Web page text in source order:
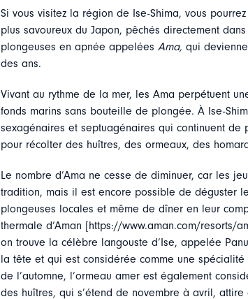
Si vous visitez la région de Ise-Shima, vous
plus savoureux du Japon, pêchés directement
plongeuses en apnée appelées Ama, qui
des ans.
Vivant au rythme de la mer, les Ama perpétuent
fonds marins sans bouteille de plongée. À Ise-
sexagénaires et septuagénaires qui continuent
pour récolter des huîtres, des ormeaux, des
Le nombre d’Ama ne cesse de diminuer, car les
tradition, mais il est encore possible de déguster
plongeuses locales et même de dîner en leur
thermale d’Aman [https://www.aman.com/resorts/
on trouve la célèbre langouste d’Ise, appelée
la tête et qui est considérée comme une
de l’automne, l’ormeau amer est également
des huîtres, qui s’étend de novembre à avril,